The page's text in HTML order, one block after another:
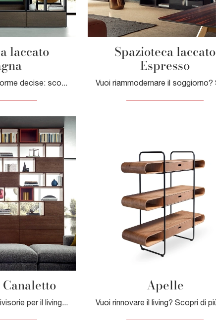
laccato
Texture di pregio e forme decise: scopri la libreria Spazioteca laccato Lavagna di Pianca tra le più esclusive Librerie moderne divisorie.
Spazioteca laccato
Espresso
Se desideri librerie divisorie per il living, clicca e scopri le nostre soluzioni moderne: il modello Spazioteca Canaletto Pianca ti sta aspettando!
Apelle